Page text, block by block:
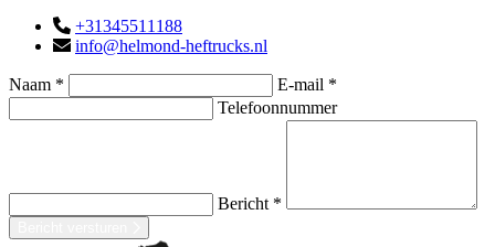
+31345511188
info@helmond-heftrucks.nl
Naam *
E-mail *
Telefoonnummer
Bericht *